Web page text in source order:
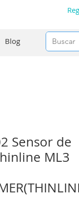
Blog
Sensor de
ML3